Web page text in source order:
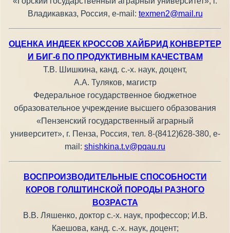
Владикавказ, Россия, e-mail: texmen2@mail.ru
ОЦЕНКА ИНДЕЕК КРОССОВ ХАЙБРИД КОНВЕРТЕР
И БИГ-6 ПО ПРОДУКТИВНЫМ КАЧЕСТВАМ
Т.В. Шишкина, канд. с.-х. наук, доцент,
А.А. Туляков, магистр
Федеральное государственное бюджетное
образовательное учреждение высшего образования
«Пензенский государственный аграрный
университет», г. Пенза, Россия, тел. 8-(8412)628-380, e-
mail: shishkina.t.v@pqau.ru
ВОСПРОИЗВОДИТЕЛЬНЫЕ СПОСОБНОСТИ
КОРОВ ГОЛШТИНСКОЙ ПОРОДЫ РАЗНОГО
ВОЗРАСТА
В.В. Ляшенко, доктор с.-х. наук, профессор; И.В.
Каешова, канд. с.-х. наук, доцент;